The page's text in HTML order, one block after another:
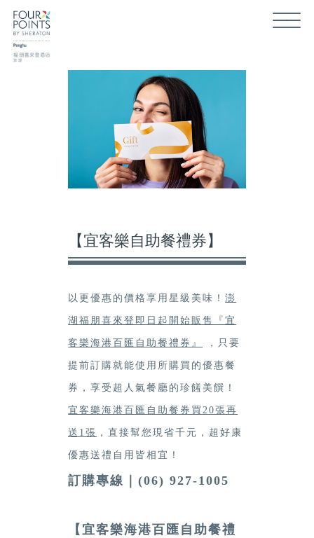
【宜客樂自助餐禮券】
以更優惠的價格享用星級美味！澎
湖福朋喜來登即日起開始販售『宜
客樂海港百匯自助餐禮券』 ，只要
提前訂購就能使用所購買的優惠餐
券，享受超人氣餐廳的珍饈美饌！
宜客樂海港百匯自助餐券買20張再
送1張 ，直接幫您現省千元，超好康
優惠送禮自用皆相宜！
訂購專線｜(06) 927-1005
【宜客樂海港百匯自助餐禮